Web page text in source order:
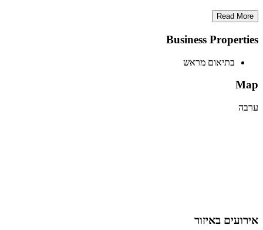
Read More
Business Properties
בתיאום מראש
Map
ערבה
אירועים באיזור